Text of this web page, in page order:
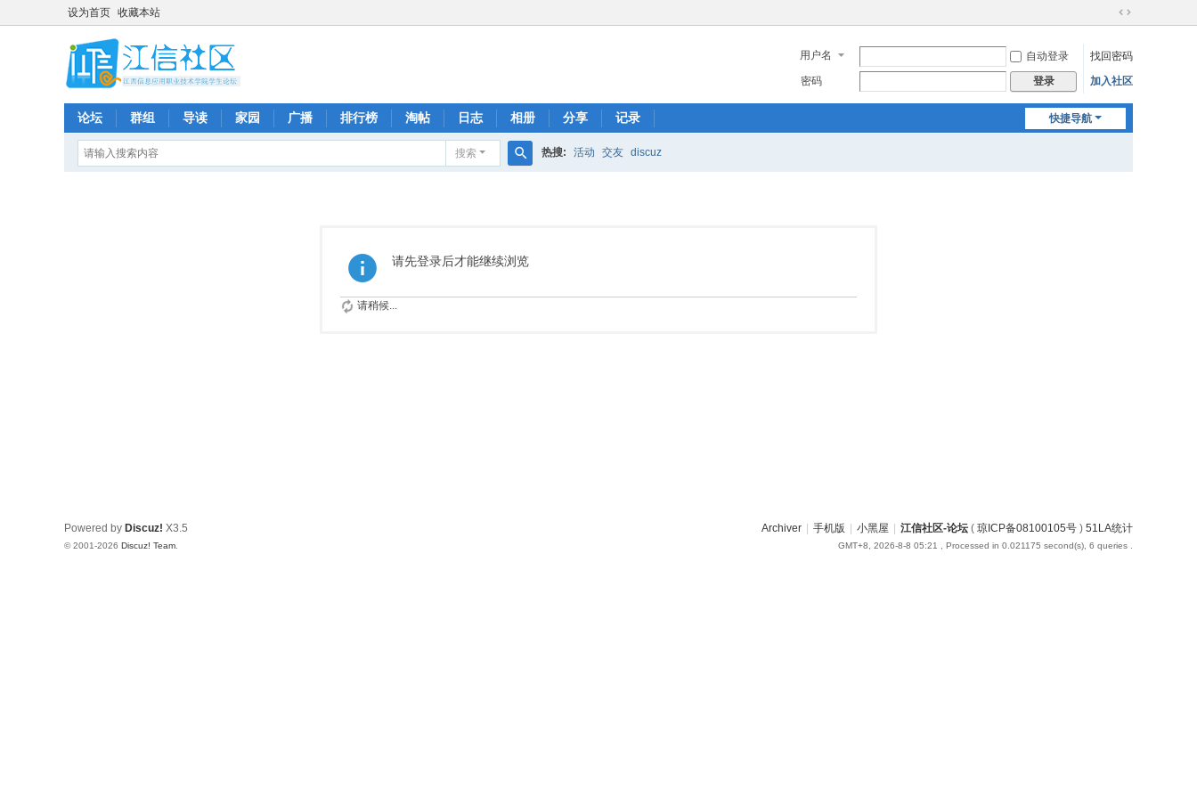
设为首页 收藏本站
切
到
宽
用户名 自动登录
找回密码
密码
登录 加入社区
快捷导航
论坛 群组 导读 家园 广播 排行榜 淘帖 日志 相册 分享 记录
搜索 热搜: 活动 交友 discuz
请先登录后才能继续浏览
请稍候...
Archiver 手机版 小黑屋 江信社区-论坛 ( 琼ICP备08100105号 ) 51LA统计
GMT+8, 2026-8-8 05:21 , Processed in 0.021175 second(s), 6 queries .
Powered by Discuz! X3.5
© 2001-2026 Discuz! Team